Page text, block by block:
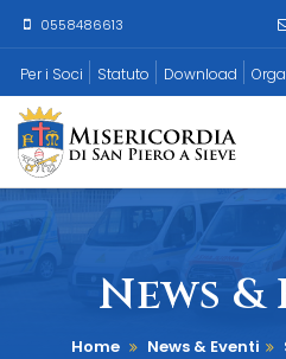
0558486613
Per i Soci Statuto Download
News
Home News & Eventi